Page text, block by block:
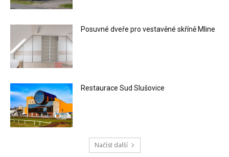
Posuvné dveře pro vestavěné skříně Mline
Restaurace Sud Slušovice
Načíst další